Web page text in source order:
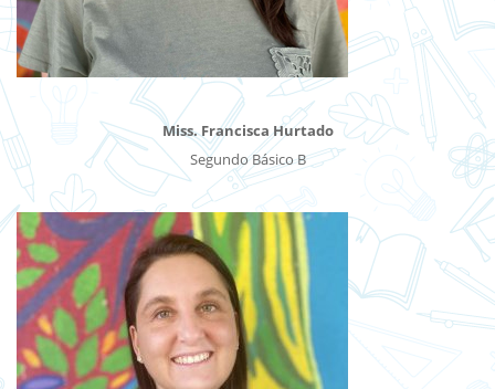
Miss. Francisca Hurtado
Segundo Básico B